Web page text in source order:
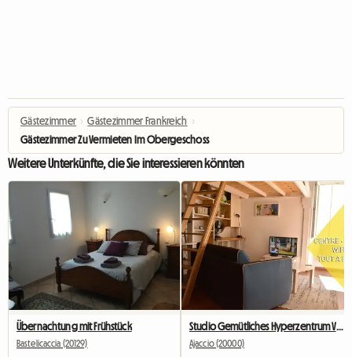
Gästezimmer › Gästezimmer Frankreich ›
Gästezimmer Zu Vermieten Im Obergeschoss
Weitere Unterkünfte, die Sie interessieren könnten
Übernachtung mit Frühstück
Bastelicaccia (20129)
Studio Gemütliches Hyperzentrum Von Ajaccio
Ajaccio (20000)